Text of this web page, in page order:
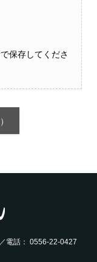
保存してくださ
電話： 0556-22-0427